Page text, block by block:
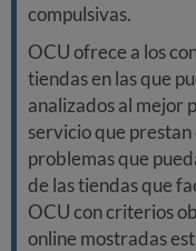
compulsivas.
OCU ofrece a los
tiendas en las que
analizados al mejor
servicio que
problemas que
de las tiendas que
OCU con criterios
online mostradas